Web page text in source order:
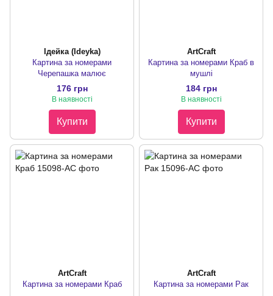
Ідейка (Ideyka)
Картина за номерами
Черепашка малює
176 грн
В наявності
Купити
ArtCraft
Картина за номерами Краб в
мушлі
184 грн
В наявності
Купити
ArtCraft
Картина за номерами Краб
ArtCraft
Картина за номерами Рак